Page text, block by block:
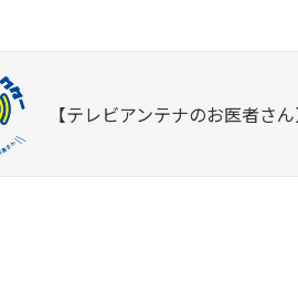
【テレビアンテナのお医者さ